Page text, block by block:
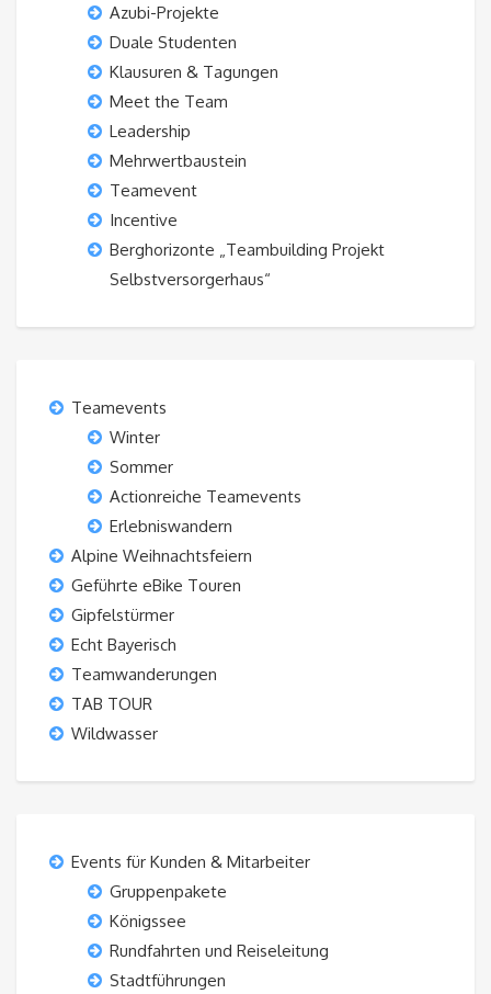
Azubi-Projekte
Duale Studenten
Klausuren & Tagungen
Meet the Team
Leadership
Mehrwertbaustein
Teamevent
Incentive
Berghorizonte „Teambuilding Projekt
Selbstversorgerhaus“
Teamevents
Winter
Sommer
Actionreiche Teamevents
Erlebniswandern
Alpine Weihnachtsfeiern
Geführte eBike Touren
Gipfelstürmer
Echt Bayerisch
Teamwanderungen
TAB TOUR
Wildwasser
Events für Kunden & Mitarbeiter
Gruppenpakete
Königssee
Rundfahrten und Reiseleitung
Stadtführungen